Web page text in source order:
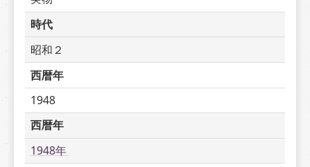
時代
昭和２
西暦年
1948
西暦年
1948年